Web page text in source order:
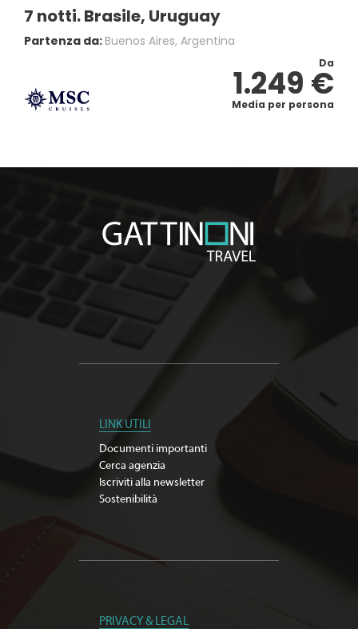
7 notti. Brasile, Uruguay
Partenza da: Buenos Aires, Argentina
Da
1.249 €
Media per persona
LINK UTILI
Documenti importanti
Cerca agenzia
Iscriviti alla newsletter
Sostenibilità
PRIVACY & LEGAL